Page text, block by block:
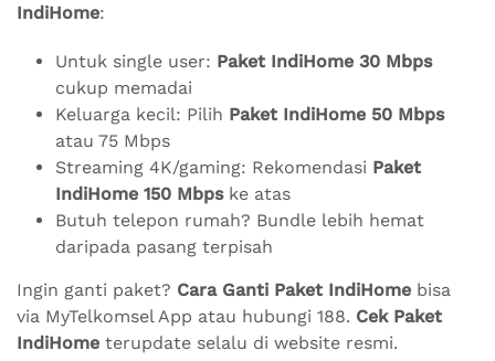
IndiHome:
Untuk single user: Paket IndiHome 30 Mbps
cukup memadai
Keluarga kecil: Pilih Paket IndiHome 50 Mbps
atau 75 Mbps
Streaming 4K/gaming: Rekomendasi Paket
IndiHome 150 Mbpske atas
Butuh telepon rumah? Bundle lebih hemat
daripada pasang terpisah
Ingin ganti paket? Cara Ganti Paket IndiHome bisa
via MyTelkomsel App atau hubungi 188. Cek Paket
IndiHome terupdate selalu di website resmi.